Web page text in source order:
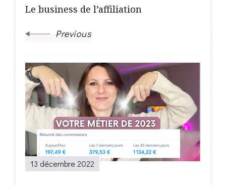
Le business de l’affiliation
Previous
13 décembre 2022